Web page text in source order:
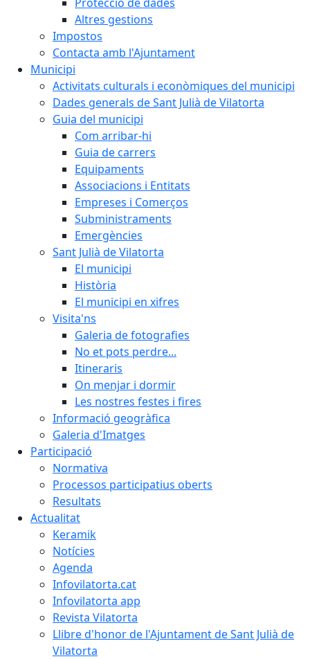
Altres gestions
Impostos
Contacta amb l'Ajuntament
Municipi
Activitats culturals i econòmiques del municipi
Dades generals de Sant Julià de Vilatorta
Guia del municipi
Com arribar-hi
Guia de carrers
Equipaments
Associacions i Entitats
Empreses i Comerços
Subministraments
Emergències
Sant Julià de Vilatorta
El municipi
Història
El municipi en xifres
Visita'ns
Galeria de fotografies
No et pots perdre...
Itineraris
On menjar i dormir
Les nostres festes i fires
Informació geogràfica
Galeria d'Imatges
Participació
Normativa
Processos participatius oberts
Resultats
Actualitat
Keramik
Notícies
Agenda
Infovilatorta.cat
Infovilatorta app
Revista Vilatorta
Llibre d'honor de l'Ajuntament de Sant Julià de
Vilatorta